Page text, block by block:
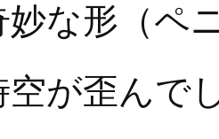
な形（ペ
空が歪んで